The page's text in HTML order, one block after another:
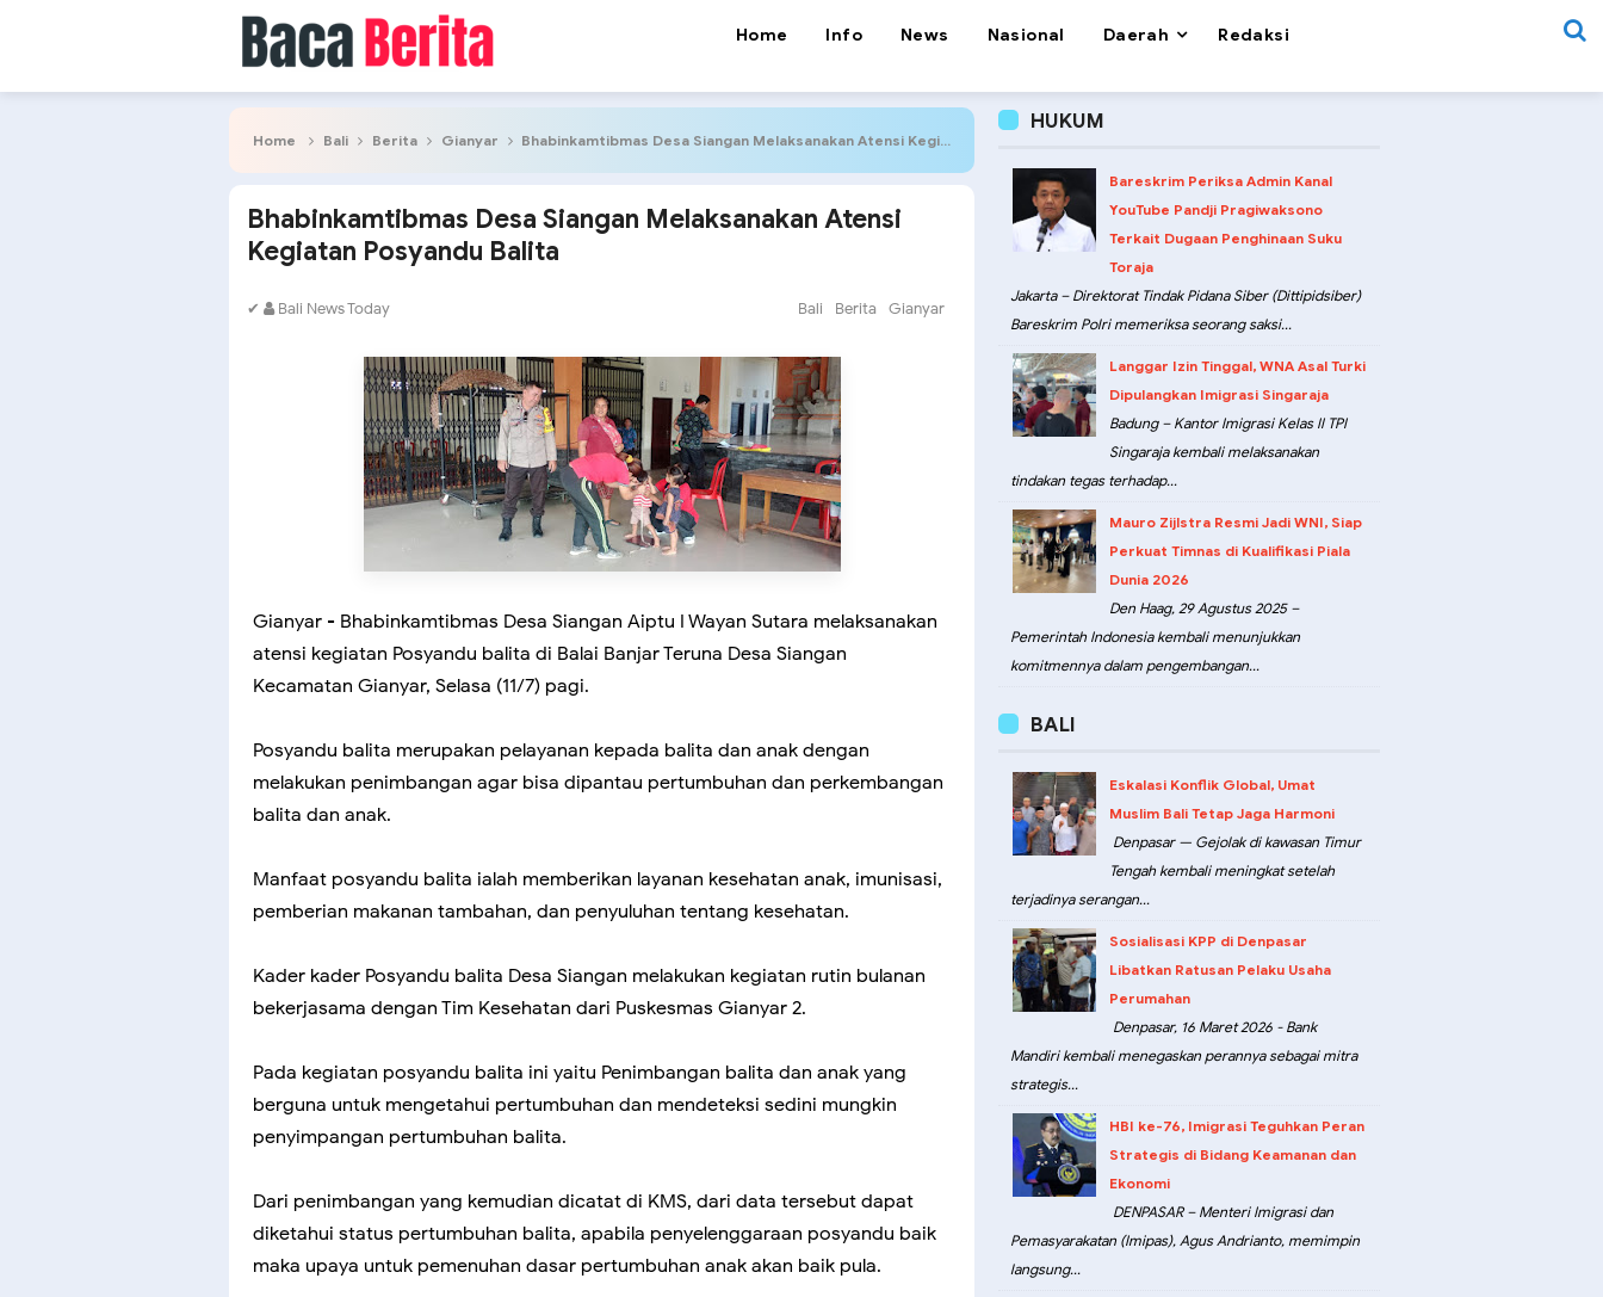
Home Info News Nasional Daerah Redaksi
Home Bali Berita Gianyar Bhabinkamtibmas Desa Siangan Melaksanakan Atensi Kegiatan Posyandu Balita
Bhabinkamtibmas Desa Siangan Melaksanakan Atensi
Kegiatan Posyandu Balita
✔ Bali News Today Bali Berita Gianyar
Gianyar - Bhabinkamtibmas Desa Siangan Aiptu I Wayan Sutara melaksanakan
atensi kegiatan Posyandu balita di Balai Banjar Teruna Desa Siangan
Kecamatan Gianyar, Selasa (11/7) pagi.
Posyandu balita merupakan pelayanan kepada balita dan anak dengan
melakukan penimbangan agar bisa dipantau pertumbuhan dan perkembangan
balita dan anak.
Manfaat posyandu balita ialah memberikan layanan kesehatan anak, imunisasi,
pemberian makanan tambahan, dan penyuluhan tentang kesehatan.
Kader kader Posyandu balita Desa Siangan melakukan kegiatan rutin bulanan
bekerjasama dengan Tim Kesehatan dari Puskesmas Gianyar 2.
Pada kegiatan posyandu balita ini yaitu Penimbangan balita dan anak yang
berguna untuk mengetahui pertumbuhan dan mendeteksi sedini mungkin
penyimpangan pertumbuhan balita.
Dari penimbangan yang kemudian dicatat di KMS, dari data tersebut dapat
diketahui status pertumbuhan balita, apabila penyelenggaraan posyandu baik
maka upaya untuk pemenuhan dasar pertumbuhan anak akan baik pula.
HUKUM
Bareskrim Periksa Admin Kanal
YouTube Pandji Pragiwaksono
Terkait Dugaan Penghinaan Suku
Toraja
Jakarta – Direktorat Tindak Pidana Siber (Dittipidsiber)
Bareskrim Polri memeriksa seorang saksi...
Langgar Izin Tinggal, WNA Asal Turki
Dipulangkan Imigrasi Singaraja
Badung – Kantor Imigrasi Kelas II TPI
Singaraja kembali melaksanakan
tindakan tegas terhadap...
Mauro Zijlstra Resmi Jadi WNI, Siap
Perkuat Timnas di Kualifikasi Piala
Dunia 2026
Den Haag, 29 Agustus 2025 –
Pemerintah Indonesia kembali menunjukkan
komitmennya dalam pengembangan...
BALI
Eskalasi Konflik Global, Umat
Muslim Bali Tetap Jaga Harmoni
Denpasar — Gejolak di kawasan Timur
Tengah kembali meningkat setelah
terjadinya serangan...
Sosialisasi KPP di Denpasar
Libatkan Ratusan Pelaku Usaha
Perumahan
Denpasar, 16 Maret 2026 - Bank
Mandiri kembali menegaskan perannya sebagai mitra
strategis...
HBI ke-76, Imigrasi Teguhkan Peran
Strategis di Bidang Keamanan dan
Ekonomi
DENPASAR – Menteri Imigrasi dan
Pemasyarakatan (Imipas), Agus Andrianto, memimpin
langsung...